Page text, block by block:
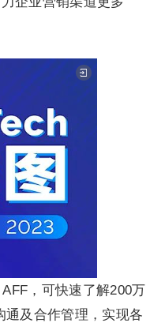
，可快速了解200万
及合作管理，实现各